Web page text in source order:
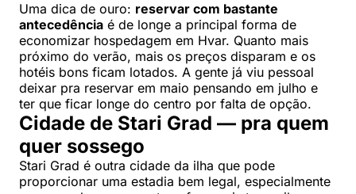
Uma dica de ouro: reservar com bastante
antecedência é de longe a principal forma de
economizar hospedagem em Hvar. Quanto mais
próximo do verão, mais os preços disparam e os
hotéis bons ficam lotados. A gente já viu pessoal
deixar pra reservar em maio pensando em julho e
ter que ficar longe do centro por falta de opção.
Cidade de Stari Grad — pra quem
quer sossego
Stari Grad é outra cidade da ilha que pode
proporcionar uma estadia bem legal, especialmente